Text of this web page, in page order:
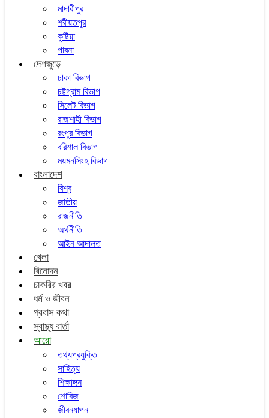
মাদারীপুর
শরীয়তপুর
কুষ্টিয়া
পাবনা
দেশজুড়ে
ঢাকা বিভাগ
চট্টগ্রাম বিভাগ
সিলেট বিভাগ
রাজশাহী বিভাগ
রংপুর বিভাগ
বরিশাল বিভাগ
ময়মনসিংহ বিভাগ
বাংলাদেশ
বিশ্ব
জাতীয়
রাজনীতি
অর্থনীতি
আইন আদালত
খেলা
বিনোদন
চাকরির খবর
ধর্ম ও জীবন
প্রবাস কথা
স্বাস্থ্য বার্তা
আরো
তথ্যপ্রযুক্তি
সাহিত্য
শিক্ষাঙ্গন
শোবিজ
জীবনযাপন